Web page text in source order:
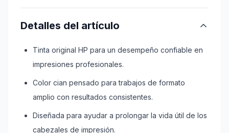
Detalles del artículo
Tinta original HP para un desempeño confiable en
impresiones profesionales.
Color cian pensado para trabajos de formato
amplio con resultados consistentes.
Diseñada para ayudar a prolongar la vida útil de los
cabezales de impresión.